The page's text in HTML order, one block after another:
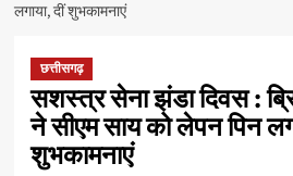
लगाया, दीं शुभकामनाएं
छत्तीसगढ़
सशस्त्र सेना झंडा दिवस :
ने सीएम साय को लेपन पिन
शुभकामनाएं